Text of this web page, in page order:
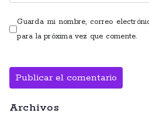
Guarda mi nombre, correo
para la próxima vez que comente.
Alternative:
Archivos